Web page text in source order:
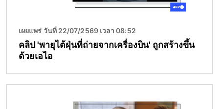
เผยแพร่ วันที่ 22/07/2569 เวลา 08:52
คลิป 'พายุไต้ฝุ่นที่ถ่ายจากเครื่องบิน' ถูกสร้างขึ้น
ด้วยเอไอ